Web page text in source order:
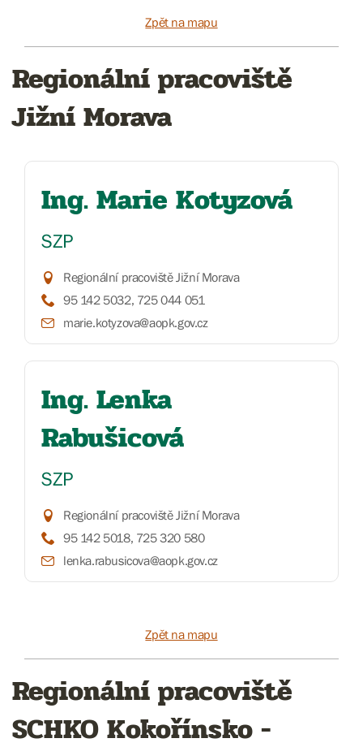
Zpět na mapu
Regionální pracoviště
Jižní Morava
Ing. Marie Kotyzová
SZP
Regionální pracoviště Jižní Morava
95 142 5032, 725 044 051
marie.kotyzova@aopk.gov.cz
Ing. Lenka
Rabušicová
SZP
Regionální pracoviště Jižní Morava
95 142 5018, 725 320 580
lenka.rabusicova@aopk.gov.cz
Zpět na mapu
Regionální pracoviště
SCHKO Kokořínsko -